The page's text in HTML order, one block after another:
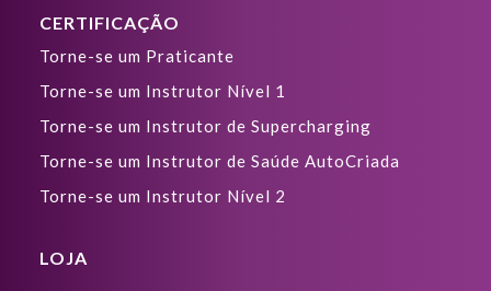
CERTIFICAÇÃO
Torne-se um Praticante
Torne-se um Instrutor Nível 1
Torne-se um Instrutor de Supercharging
Torne-se um Instrutor de Saúde AutoCriada
Torne-se um Instrutor Nível 2
LOJA